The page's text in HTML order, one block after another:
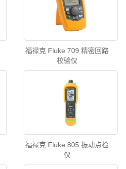
福禄克 Fluke 709 精密回路
校验仪
福禄克 Fluke 805 振动点检
仪